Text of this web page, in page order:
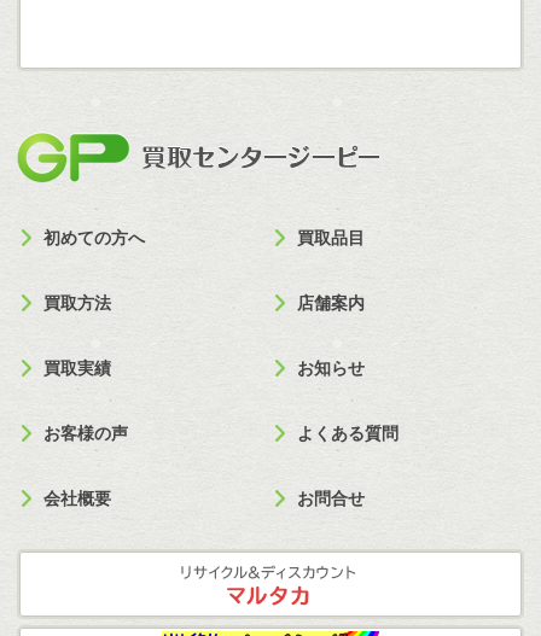
初めての方へ 買取品目
買取方法 店舗案内
買取実績 お知らせ
お客様の声 よくある質問
会社概要 お問合せ